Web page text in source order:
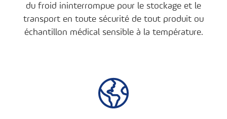
du froid ininterrompue pour le stockage et le
transport en toute sécurité de tout produit ou
échantillon médical sensible à la température.